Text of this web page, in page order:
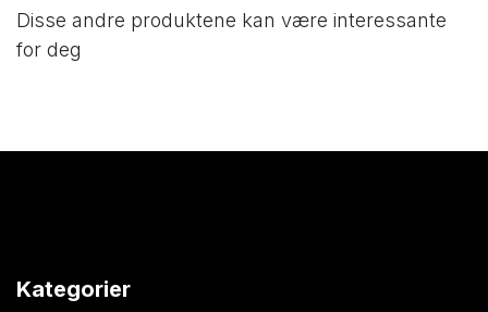
Disse andre produktene kan være interessante
for deg
Kategorier